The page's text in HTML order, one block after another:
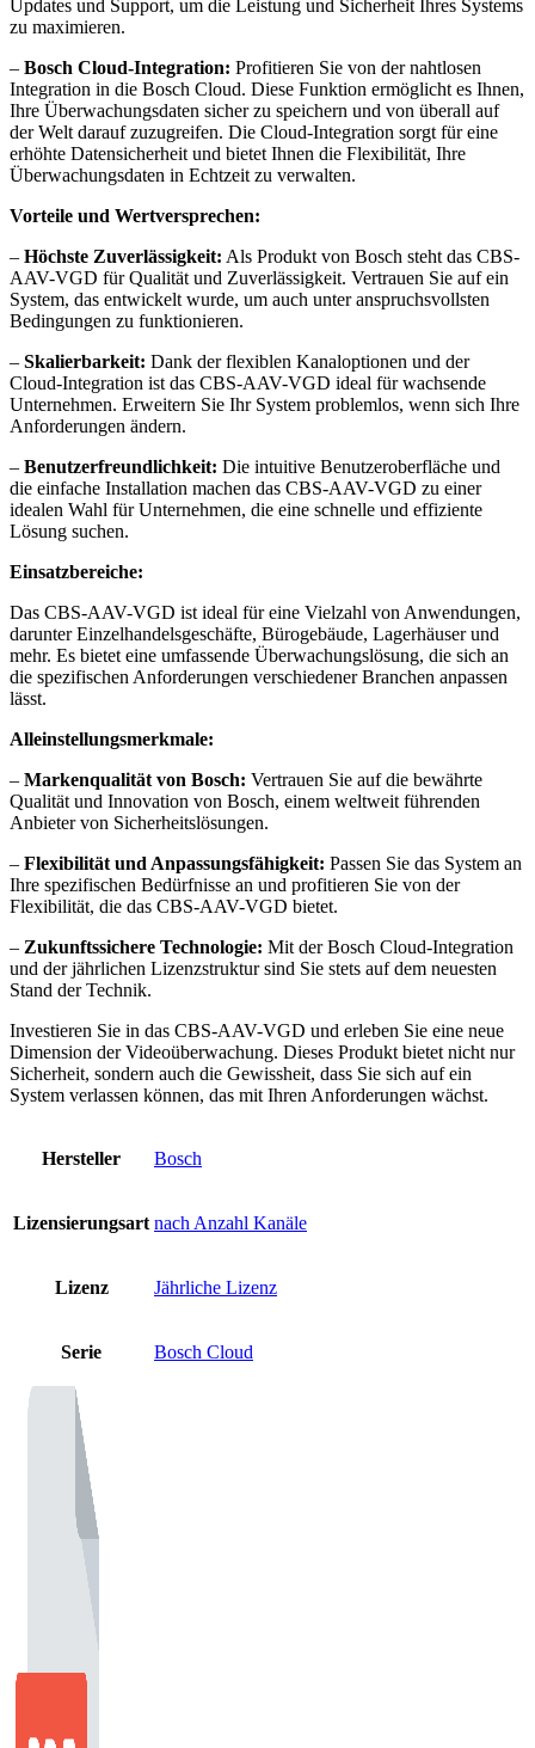
Updates und Support, um die Leistung und Sicherheit Ihres Systems
zu maximieren.
– Bosch Cloud-Integration: Profitieren Sie von der nahtlosen
Integration in die Bosch Cloud. Diese Funktion ermöglicht es Ihnen,
Ihre Überwachungsdaten sicher zu speichern und von überall auf
der Welt darauf zuzugreifen. Die Cloud-Integration sorgt für eine
erhöhte Datensicherheit und bietet Ihnen die Flexibilität, Ihre
Überwachungsdaten in Echtzeit zu verwalten.
Vorteile und Wertversprechen:
– Höchste Zuverlässigkeit: Als Produkt von Bosch steht das CBS-
AAV-VGD für Qualität und Zuverlässigkeit. Vertrauen Sie auf ein
System, das entwickelt wurde, um auch unter anspruchsvollsten
Bedingungen zu funktionieren.
– Skalierbarkeit: Dank der flexiblen Kanaloptionen und der
Cloud-Integration ist das CBS-AAV-VGD ideal für wachsende
Unternehmen. Erweitern Sie Ihr System problemlos, wenn sich Ihre
Anforderungen ändern.
– Benutzerfreundlichkeit: Die intuitive Benutzeroberfläche und
die einfache Installation machen das CBS-AAV-VGD zu einer
idealen Wahl für Unternehmen, die eine schnelle und effiziente
Lösung suchen.
Einsatzbereiche:
Das CBS-AAV-VGD ist ideal für eine Vielzahl von Anwendungen,
darunter Einzelhandelsgeschäfte, Bürogebäude, Lagerhäuser und
mehr. Es bietet eine umfassende Überwachungslösung, die sich an
die spezifischen Anforderungen verschiedener Branchen anpassen
lässt.
Alleinstellungsmerkmale:
– Markenqualität von Bosch: Vertrauen Sie auf die bewährte
Qualität und Innovation von Bosch, einem weltweit führenden
Anbieter von Sicherheitslösungen.
– Flexibilität und Anpassungsfähigkeit: Passen Sie das System an
Ihre spezifischen Bedürfnisse an und profitieren Sie von der
Flexibilität, die das CBS-AAV-VGD bietet.
– Zukunftssichere Technologie: Mit der Bosch Cloud-Integration
und der jährlichen Lizenzstruktur sind Sie stets auf dem neuesten
Stand der Technik.
Investieren Sie in das CBS-AAV-VGD und erleben Sie eine neue
Dimension der Videoüberwachung. Dieses Produkt bietet nicht nur
Sicherheit, sondern auch die Gewissheit, dass Sie sich auf ein
System verlassen können, das mit Ihren Anforderungen wächst.
Hersteller Bosch
Lizensierungsart nach Anzahl Kanäle
Lizenz Jährliche Lizenz
Serie Bosch Cloud